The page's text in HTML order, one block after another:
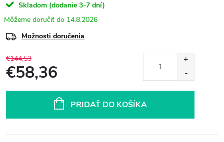
Skladom (dodanie 3-7 dní)
14.8.2026
Možnosti doručenia
€144,53
€58,36
PRIDAŤ DO KOŠÍKA